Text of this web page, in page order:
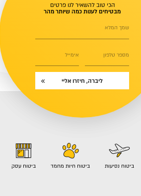
הכי טוב להשאיר לנו פרטים
מבטיחים לענות כמה שיותר מהר
שמך המלא
מספר טלפון אימייל
ליברה, חיזרו אליי
ביטוח נסיעות ביטוח חיות מחמד ביטוח עסק